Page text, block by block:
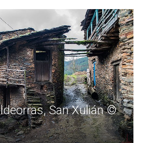
San Xulián ©